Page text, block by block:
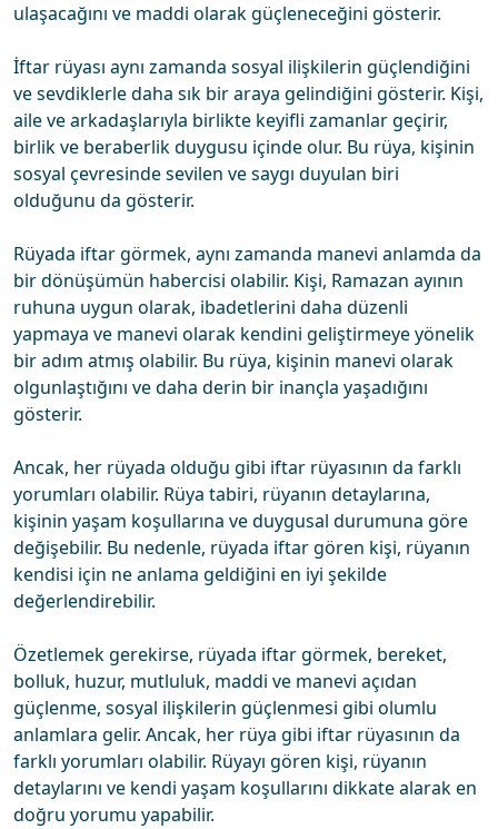
ulaşacağını ve maddi olarak güçleneceğini gösterir.
İftar rüyası aynı zamanda sosyal ilişkilerin güçlendiğini
ve sevdiklerle daha sık bir araya gelindiğini gösterir. Kişi,
aile ve arkadaşlarıyla birlikte keyifli zamanlar geçirir,
birlik ve beraberlik duygusu içinde olur. Bu rüya, kişinin
sosyal çevresinde sevilen ve saygı duyulan biri
olduğunu da gösterir.
Rüyada iftar görmek, aynı zamanda manevi anlamda da
bir dönüşümün habercisi olabilir. Kişi, Ramazan ayının
ruhuna uygun olarak, ibadetlerini daha düzenli
yapmaya ve manevi olarak kendini geliştirmeye yönelik
bir adım atmış olabilir. Bu rüya, kişinin manevi olarak
olgunlaştığını ve daha derin bir inançla yaşadığını
gösterir.
Ancak, her rüyada olduğu gibi iftar rüyasının da farklı
yorumları olabilir. Rüya tabiri, rüyanın detaylarına,
kişinin yaşam koşullarına ve duygusal durumuna göre
değişebilir. Bu nedenle, rüyada iftar gören kişi, rüyanın
kendisi için ne anlama geldiğini en iyi şekilde
değerlendirebilir.
Özetlemek gerekirse, rüyada iftar görmek, bereket,
bolluk, huzur, mutluluk, maddi ve manevi açıdan
güçlenme, sosyal ilişkilerin güçlenmesi gibi olumlu
anlamlara gelir. Ancak, her rüya gibi iftar rüyasının da
farklı yorumları olabilir. Rüyayı gören kişi, rüyanın
detaylarını ve kendi yaşam koşullarını dikkate alarak en
doğru yorumu yapabilir.